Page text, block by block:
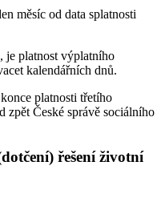
měsíc od data splatnosti
je platnost výplatního
kalendářních dnů.
platnosti třetího
zpět České správě sociálního
řešení životní